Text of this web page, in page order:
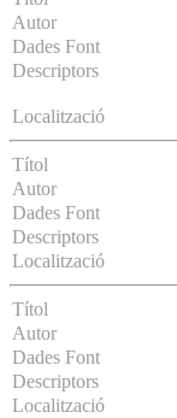
Autor
Dades Font
Descriptors
Localització
Títol
Autor
Dades Font
Descriptors
Localització
Títol
Autor
Dades Font
Descriptors
Localització